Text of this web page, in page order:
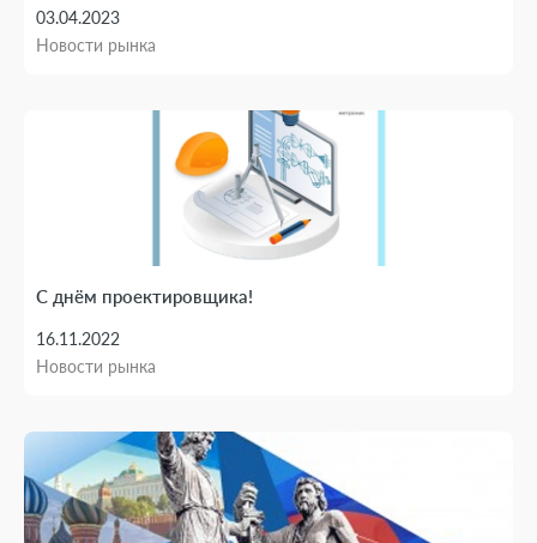
Работа в компании
03.04.2023
Новости рынка
С днём проектировщика!
16.11.2022
Новости рынка